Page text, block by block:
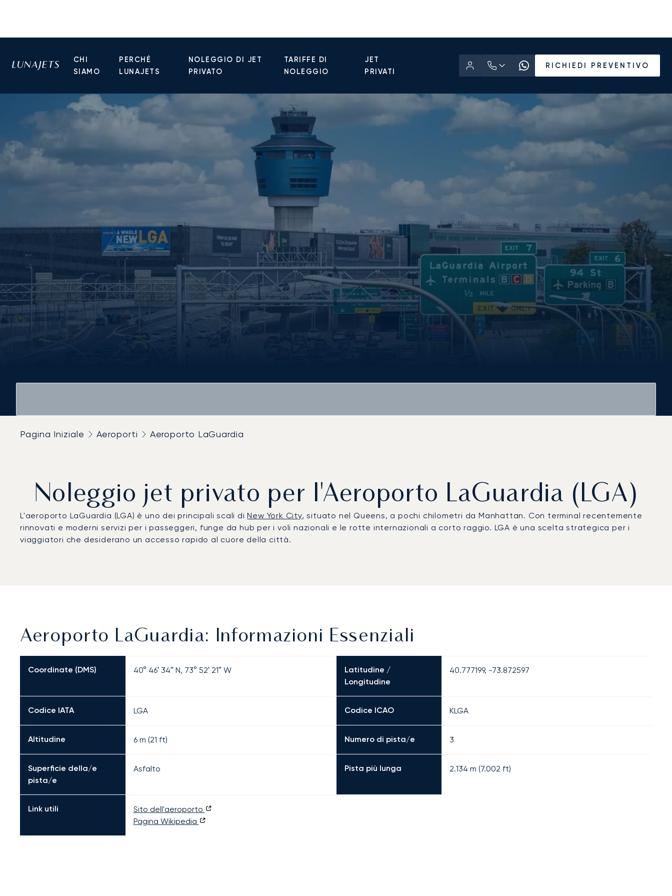
CHI
SIAMO
PERCHÉ
LUNAJETS
NOLEGGIO DI JET
PRIVATO
TARIFFE DI
NOLEGGIO
JET
PRIVATI
RICHIEDI PREVENTIVO
Pagina Iniziale Aeroporti Aeroporto LaGuardia
Noleggio jet privato per l'Aeroporto LaGuardia (LGA)
L'aeroporto LaGuardia (LGA) è uno dei principali scali diNew York City, situato nel Queens, a pochi chilometri da Manhattan. Con terminal recentemente
rinnovati e moderni servizi per i passeggeri, funge da hub per i voli nazionali e le rotte internazionali a corto raggio. LGA è una scelta strategica per i
viaggiatori che desiderano un accesso rapido al cuore della città.
Aeroporto LaGuardia: Informazioni Essenziali
Coordinate (DMS) 40° 46′ 34″ N, 73° 52′ 21″ W
Latitudine /
Longitudine
40.777199, -73.872597
Codice IATA LGA Codice ICAO KLGA
Altitudine 6 m (21 ft) Numero di pista/e 3
Superficie della/e
pista/e
Asfalto Pista più lunga 2.134 m (7.002 ft)
Link utili
Sito dell'aeroporto
Pagina Wikipedia